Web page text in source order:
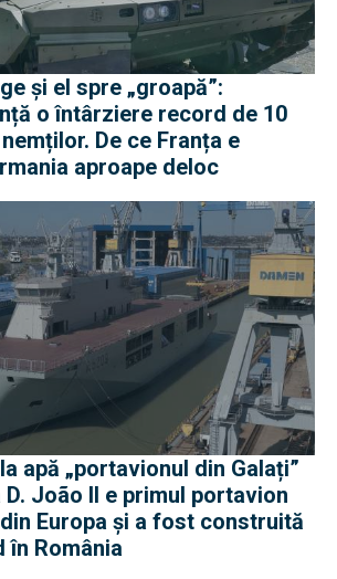
și el spre „groapă”:
o întârziere record de 10
De ce Franța e
aproape deloc
apă „portavionul din Galați”
D. João II e primul portavion
Europa și a fost construită
în România